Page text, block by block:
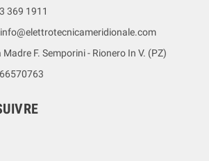
369 1911
info@elettrotecnicameridionale.com
Madre F. Semporini - Rionero In V. (PZ)